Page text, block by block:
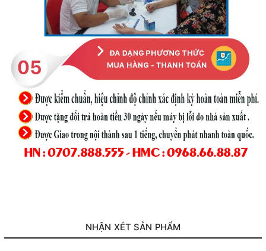
NHẬN XÉT SẢN PHẨM